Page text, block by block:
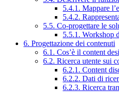
5.4.1. Mappare
5.4.2.
5.5. Co-progettare le
5.5.1. Workshop
6. Progettazione dei contenuti
6.1. Cos’è il content
6.2. Ricerca utente sui
6.2.1. Content
6.2.2. Dati di
6.2.3. Ricerca